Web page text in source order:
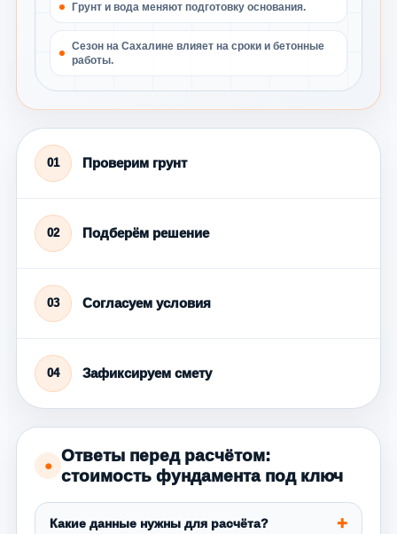
Грунт и вода меняют подготовку основания.
Сезон на Сахалине влияет на сроки и бетонные
работы.
01 Проверим грунт
02 Подберём решение
03 Согласуем условия
04 Зафиксируем смету
●
Ответы перед расчётом:
стоимость фундамента под ключ
Какие данные нужны для расчёта?